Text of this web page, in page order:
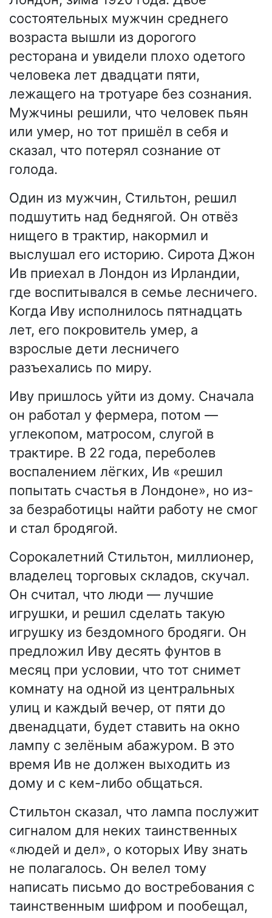
состоятельных мужчин среднего
возраста вышли из дорогого
ресторана и увидели плохо одетого
человека лет двадцати пяти,
лежащего на тротуаре без сознания.
Мужчины решили, что человек пьян
или умер, но тот пришёл в себя и
сказал, что потерял сознание от
голода.
Один из мужчин, Стильтон, решил
подшутить над беднягой. Он отвёз
нищего в трактир, накормил и
выслушал его историю. Сирота Джон
Ив приехал в Лондон из Ирландии,
где воспитывался в семье лесничего.
Когда Иву исполнилось пятнадцать
лет, его покровитель умер, а
взрослые дети лесничего
разъехались по миру.
Иву пришлось уйти из дому. Сначала
он работал у фермера, потом —
углекопом, матросом, слугой в
трактире. В 22 года, переболев
воспалением лёгких, Ив «решил
попытать счастья в Лондоне», но из-
за безработицы найти работу не смог
и стал бродягой.
Сорокалетний Стильтон, миллионер,
владелец торговых складов, скучал.
Он считал, что люди — лучшие
игрушки, и решил сделать такую
игрушку из бездомного бродяги. Он
предложил Иву десять фунтов в
месяц при условии, что тот снимет
комнату на одной из центральных
улиц и каждый вечер, от пяти до
двенадцати, будет ставить на окно
лампу с зелёным абажуром. В это
время Ив не должен выходить из
дому и с кем-либо общаться.
Стильтон сказал, что лампа послужит
сигналом для неких таинственных
«людей и дел», о которых Иву знать
не полагалось. Он велел тому
написать письмо до востребования с
таинственным шифром и пообещал,